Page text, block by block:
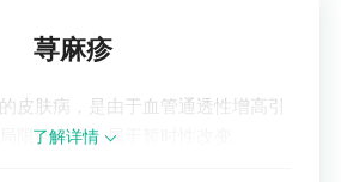
荨麻疹
皮肤病，是由于血管通透性增高引
限性水肿，属于暂时性改变。
了解详情